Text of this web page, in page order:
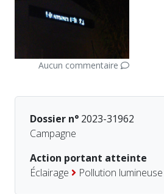
Aucun commentaire
Dossier n° 2023-31962
Campagne
Action portant atteinte
Éclairage
Pollution lumineuse